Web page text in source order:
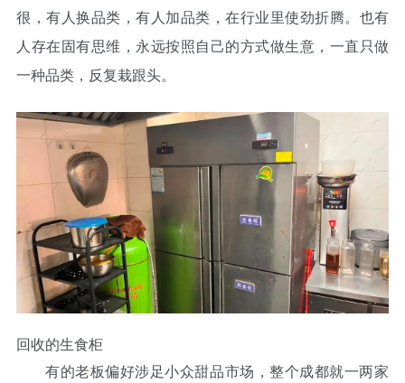
很，有人换品类，有人加品类，在行业里使劲折腾。也有
人存在固有思维，永远按照自己的方式做生意，一直只做
一种品类，反复栽跟头。
回收的生食柜
有的老板偏好涉足小众甜品市场，整个成都就一两家